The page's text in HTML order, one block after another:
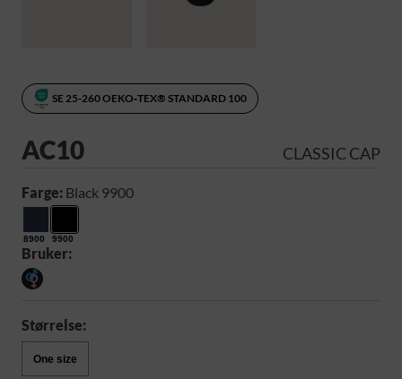
SE 25-260 OEKO‑TEX® STANDARD 100
AC10 CLASSIC CAP
Farge: Black 9900
8900 9900
Bruker:
Størrelse:
One size